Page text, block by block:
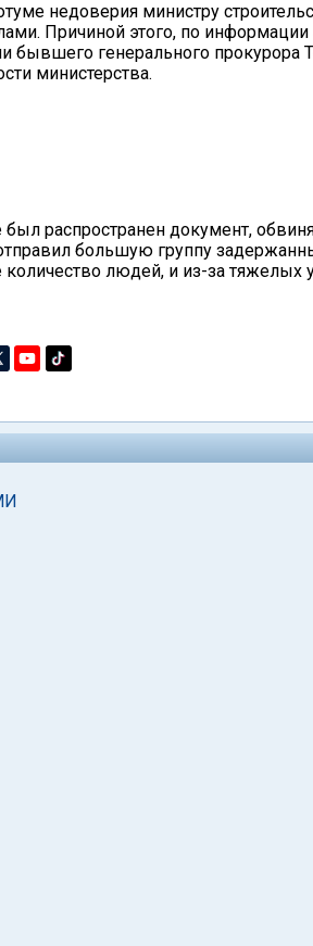
недоверия министру
Причиной этого, по информации
бывшего генерального прокурора
министерства.
был распространен документ,
большую группу
людей, и из-за тяжелых